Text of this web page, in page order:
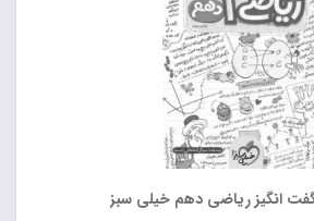
انگیز ریاضی دهم خیلی سبز